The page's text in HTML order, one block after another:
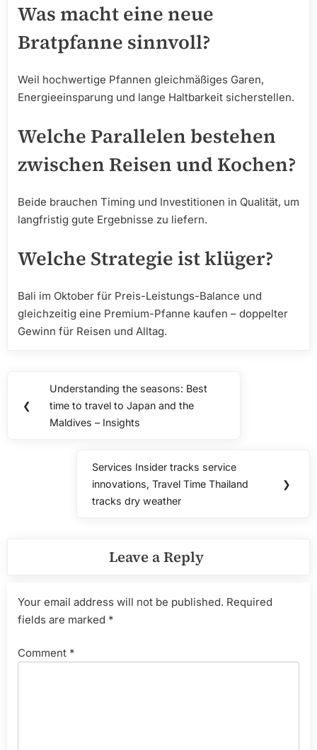
Was macht eine neue
Bratpfanne sinnvoll?
Weil hochwertige Pfannen gleichmäßiges Garen,
Energieeinsparung und lange Haltbarkeit sicherstellen.
Welche Parallelen bestehen
zwischen Reisen und Kochen?
Beide brauchen Timing und Investitionen in Qualität, um
langfristig gute Ergebnisse zu liefern.
Welche Strategie ist klüger?
Bali im Oktober für Preis-Leistungs-Balance und
gleichzeitig eine Premium-Pfanne kaufen – doppelter
Gewinn für Reisen und Alltag.
navigation
❮
Previous
Post:
Understanding the seasons: Best
time to travel to Japan and the
Maldives – Insights
Next
Post:
Services Insider tracks service
innovations, Travel Time Thailand
tracks dry weather
❯
Leave a Reply
Your email address will not be published. Required
fields are marked *
Comment *